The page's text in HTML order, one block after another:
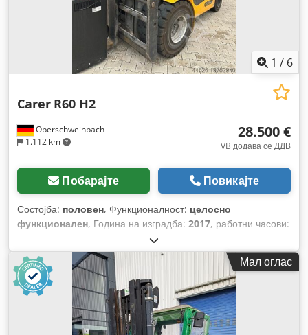
1 / 6
Oberschweinbach
1.112 km
Carer R60 H2
28.500 €
VB додава се ДДВ
Побарајте Повикајте
Состојба: половен, Функционалност: целосно
функционален, Година на изградба: 2017, работни часови:
6.000 кг
подигнување:4.000 мм, тип на гориво:електричен, тип на
јарбол:симплекс, градежна височина: 2.900 мм , тип на
погон:Elektro ,
Мал оглас